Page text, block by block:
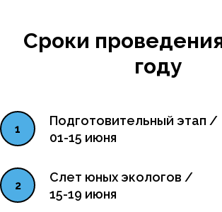
Сроки
году
Подготовительный этап /
01-15 июня
Слет юных экологов /
15-19 июня